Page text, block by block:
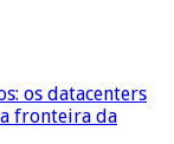
os datacenters
fronteira da